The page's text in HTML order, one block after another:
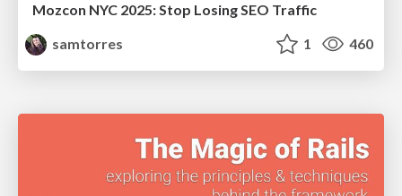
Mozcon NYC 2025: Stop Losing SEO Traffic
samtorres
1 460